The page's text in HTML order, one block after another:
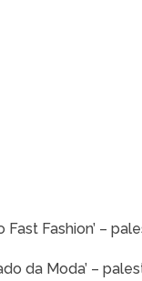
Fast Fashion’ –
da Moda’ –